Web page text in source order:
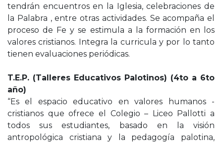
tendrán encuentros en la Iglesia, celebraciones de
la Palabra , entre otras actividades. Se acompaña el
proceso de Fe y se estimula a la formación en los
valores cristianos. Integra la curricula y por lo tanto
tienen evaluaciones periódicas.
T.E.P. (Talleres Educativos Palotinos) (4to a 6to
año)
“Es el espacio educativo en valores humanos -
cristianos que ofrece el Colegio – Liceo Pallotti a
todos sus estudiantes, basado en la visión
antropológica cristiana y la pedagogía palotina,